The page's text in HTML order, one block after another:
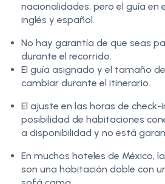
nacionalidades, pero el guía en
inglés y español.
No hay garantía de que seas
durante el recorrido.
El guía asignado y el tamaño
cambiar durante el itinerario.
El ajuste en las horas de
posibilidad de habitaciones
a disponibilidad y no está
En muchos hoteles de México,
son una habitación doble con